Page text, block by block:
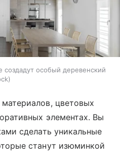
особый деревенский
цветовых
элементах. Вы
сделать уникальные
станут изюминкой